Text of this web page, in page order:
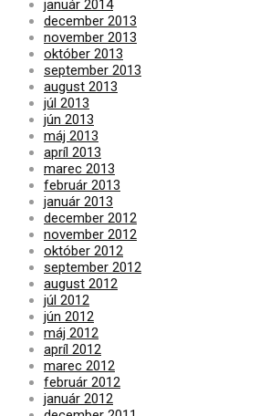
január 2014
december 2013
november 2013
október 2013
september 2013
august 2013
júl 2013
jún 2013
máj 2013
apríl 2013
marec 2013
február 2013
január 2013
december 2012
november 2012
október 2012
september 2012
august 2012
júl 2012
jún 2012
máj 2012
apríl 2012
marec 2012
február 2012
január 2012